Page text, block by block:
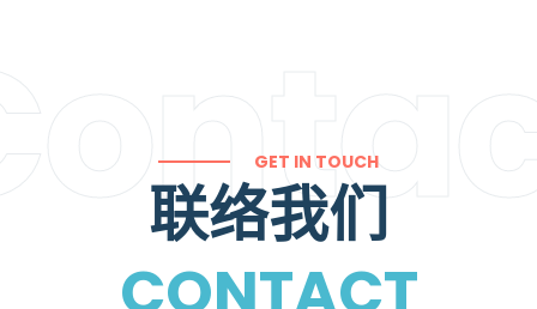
GET IN TOUCH
联络我们